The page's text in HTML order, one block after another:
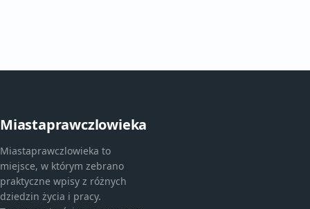
Miastaprawczlowieka
Miastaprawczlowieka to
miejsce, w którym zebrano
praktyczne wpisy z różnych
dziedzin życia i pracy.